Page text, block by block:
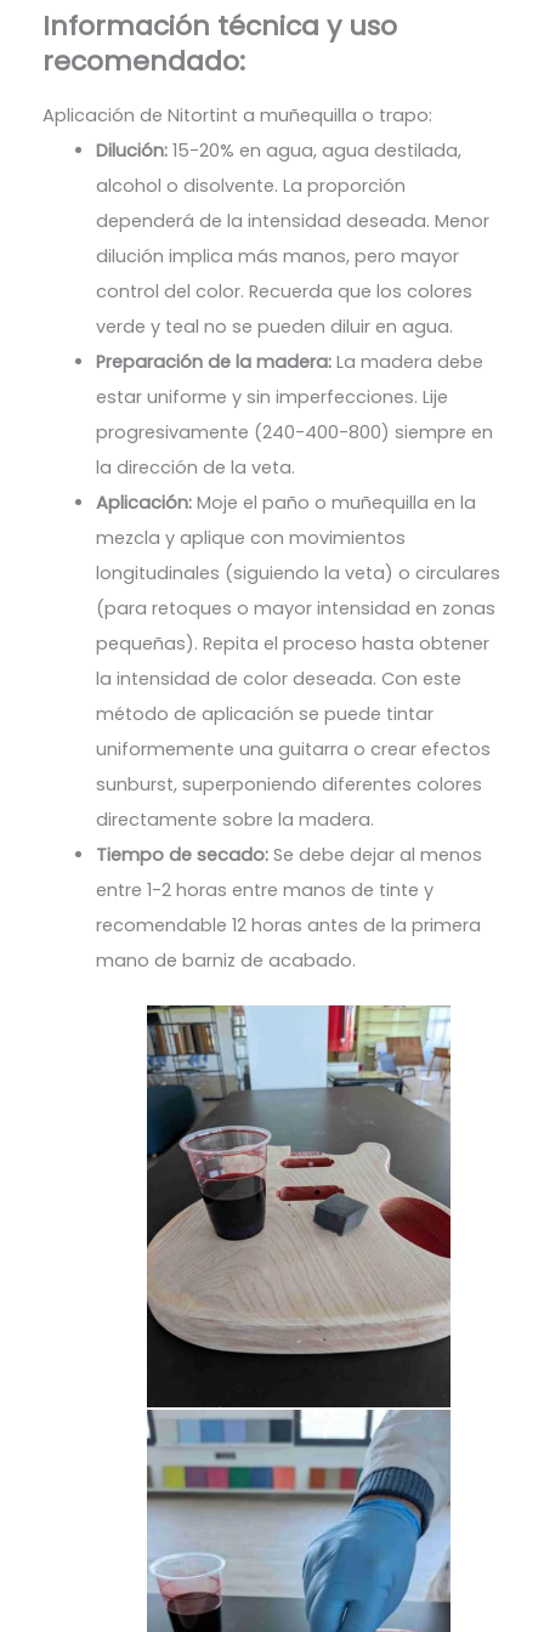
Información técnica y uso
recomendado:
Aplicación de Nitortint a muñequilla o trapo:
Dilución:15-20% en agua, agua destilada,
alcohol o disolvente. La proporción
dependerá de la intensidad deseada. Menor
dilución implica más manos, pero mayor
control del color. Recuerda que los colores
verde y teal no se pueden diluir en agua.
Preparación de la madera:La madera debe
estar uniforme y sin imperfecciones. Lije
progresivamente (240-400-800) siempre en
la dirección de la veta.
Aplicación:Moje el paño o muñequilla en la
mezcla y aplique con movimientos
longitudinales (siguiendo la veta) o circulares
(para retoques o mayor intensidad en zonas
pequeñas). Repita el proceso hasta obtener
la intensidad de color deseada. Con este
método de aplicación se puede tintar
uniformemente una guitarra o crear efectos
sunburst, superponiendo diferentes colores
directamente sobre la madera.
Tiempo de secado:Se debe dejar al menos
entre 1-2 horas entre manos de tinte y
recomendable 12 horas antes de la primera
mano de barniz de acabado.